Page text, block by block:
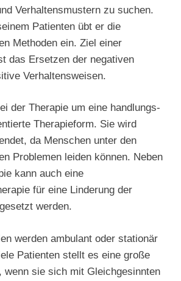
Verhaltensmustern zu suchen.
Patienten übt er die
Methoden ein. Ziel einer
das Ersetzen der negativen
Verhaltensweisen.
der Therapie um eine handlungs-
Therapieform. Sie wird
da Menschen unter den
Problemen leiden können. Neben
kann auch eine
für eine Linderung der
werden.
werden ambulant oder stationär
Patienten stellt es eine große
wenn sie sich mit Gleichgesinnten